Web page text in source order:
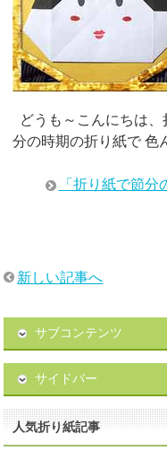
どうも～こんにちは
分の時期の折り紙で 色
「折り紙で節
新しい記事へ
サブコンテンツ
サイドバー
人気折り紙記事